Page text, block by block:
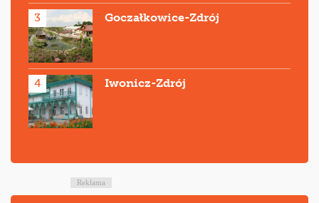
3 Goczałkowice-Zdrój
4 Iwonicz-Zdrój
Reklama